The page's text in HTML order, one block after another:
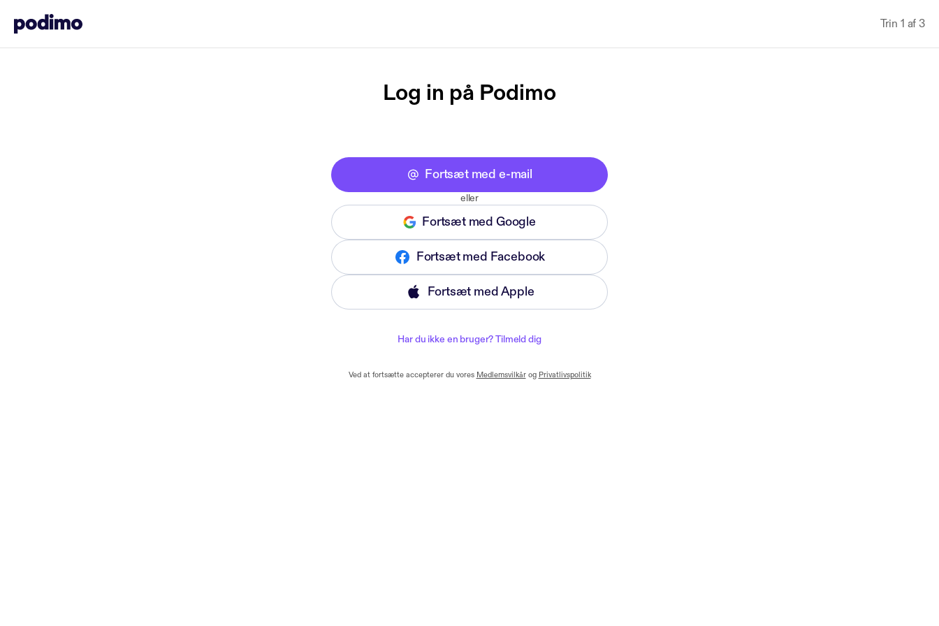
Trin 1 af 3
Log in på Podimo
Fortsæt med e-mail
eller
Fortsæt med Google
Fortsæt med Facebook
Fortsæt med Apple
Har du ikke en bruger? Tilmeld dig
Ved at fortsætte accepterer du vores Medlemsvilkår og Privatlivspolitik